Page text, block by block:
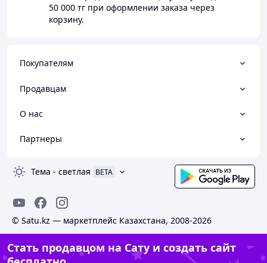
50 000 тг при оформлении заказа через
корзину.
Покупателям
Продавцам
О нас
Партнеры
Тема - светлая BETA
© Satu.kz — маркетплейс Казахстана, 2008-2026
Стать продавцом на Сату и создать сайт